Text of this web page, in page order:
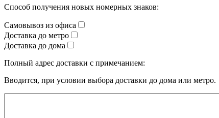
Способ получения новых номерных знаков:
Самовывоз из офиса
Доставка до метро
Доставка до дома
Полный адрес доставки с примечанием:
Вводится, при условии выбора доставки до дома или метро.